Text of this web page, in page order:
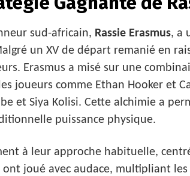
sud-africain, Rassie Erasmus, a
un XV de départ remanié en
Erasmus a misé sur une
joueurs comme Ethan Hooker et
et Siya Kolisi. Cette alchimie a
puissance physique.
à leur approche habituelle,
ont joué avec audace, multipliant